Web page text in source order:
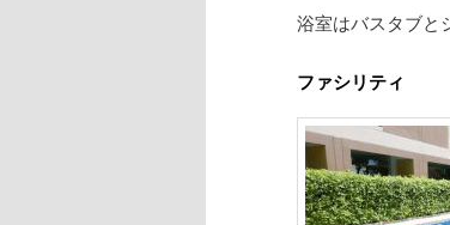
浴室はバスタブと
ファシリティ